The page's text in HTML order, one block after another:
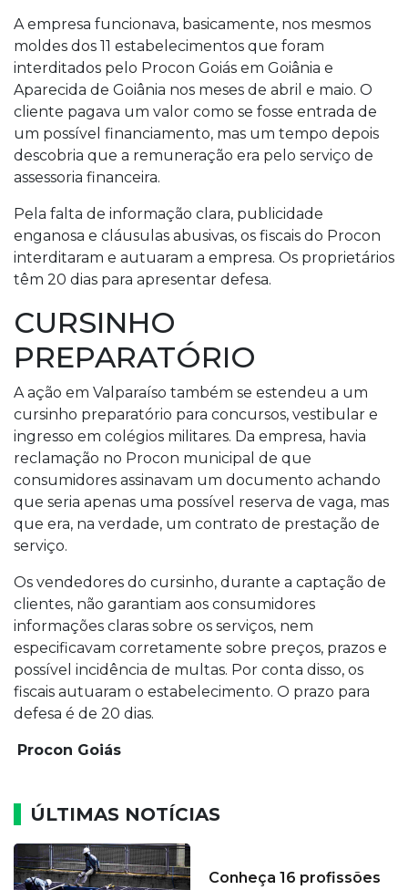
A empresa funcionava, basicamente, nos mesmos
moldes dos 11 estabelecimentos que foram
interditados pelo Procon Goiás em Goiânia e
Aparecida de Goiânia nos meses de abril e maio. O
cliente pagava um valor como se fosse entrada de
um possível financiamento, mas um tempo depois
descobria que a remuneração era pelo serviço de
assessoria financeira.
Pela falta de informação clara, publicidade
enganosa e cláusulas abusivas, os fiscais do Procon
interditaram e autuaram a empresa. Os proprietários
têm 20 dias para apresentar defesa.
CURSINHO
PREPARATÓRIO
A ação em Valparaíso também se estendeu a um
cursinho preparatório para concursos, vestibular e
ingresso em colégios militares. Da empresa, havia
reclamação no Procon municipal de que
consumidores assinavam um documento achando
que seria apenas uma possível reserva de vaga, mas
que era, na verdade, um contrato de prestação de
serviço.
Os vendedores do cursinho, durante a captação de
clientes, não garantiam aos consumidores
informações claras sobre os serviços, nem
especificavam corretamente sobre preços, prazos e
possível incidência de multas. Por conta disso, os
fiscais autuaram o estabelecimento. O prazo para
defesa é de 20 dias.
Procon Goiás
ÚLTIMAS NOTÍCIAS
Conheça 16 profissões